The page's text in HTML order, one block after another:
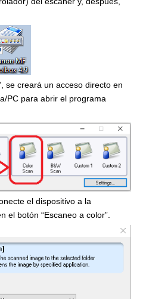
se creará un acceso directo en
PC para abrir el programa
el dispositivo a la
el botón “Escaneo a color”.